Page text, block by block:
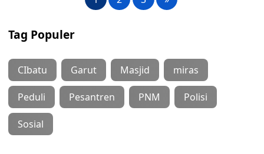
Tag Populer
CIbatu Garut Masjid miras
Peduli Pesantren PNM Polisi
Sosial